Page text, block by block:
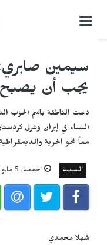
التحكم
سيمين
يجب أن يصبح
دعت الناطقة باسم الحزب
النساء في إيران وشرق
معاً نحو الحرية
السياسة الجمعـة, 5 مايو 2023, 08:53
شهلا محمدي